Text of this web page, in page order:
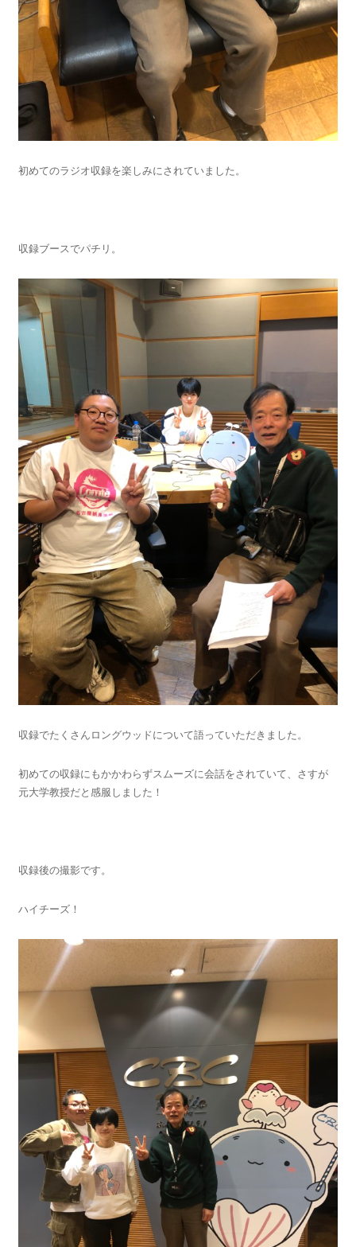
初めてのラジオ収録を楽しみにされていました。
収録ブースでパチリ。
収録でたくさんロングウッドについて語っていただきました。
初めての収録にもかかわらずスムーズに会話をされていて、さすが
元大学教授だと感服しました！
収録後の撮影です。
ハイチーズ！